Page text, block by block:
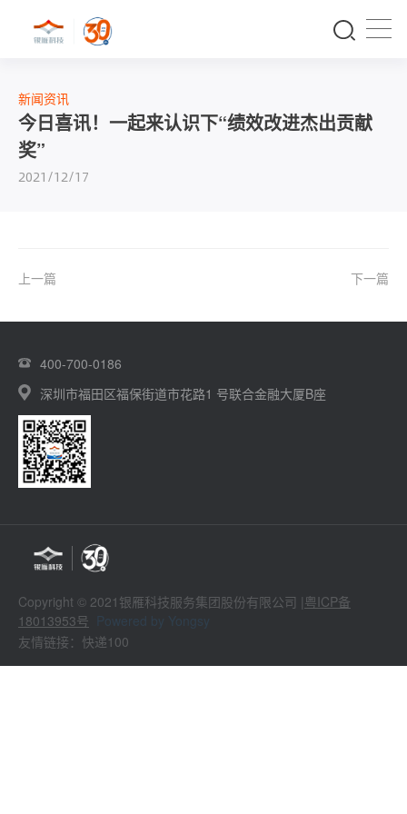
新闻资讯
今日喜讯！一起来认识下“绩效改进杰出贡献
奖”
2021/12/17
上一篇 下一篇
400-700-0186
深圳市福田区福保街道市花路1 号联合金融大厦B座
Copyright © 2021银雁科技服务集团股份有限公司 |粤ICP备
18013953号 Powered by Yongsy
友情链接：快递100